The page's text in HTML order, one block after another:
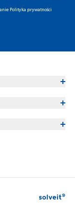
Polityka prywatności